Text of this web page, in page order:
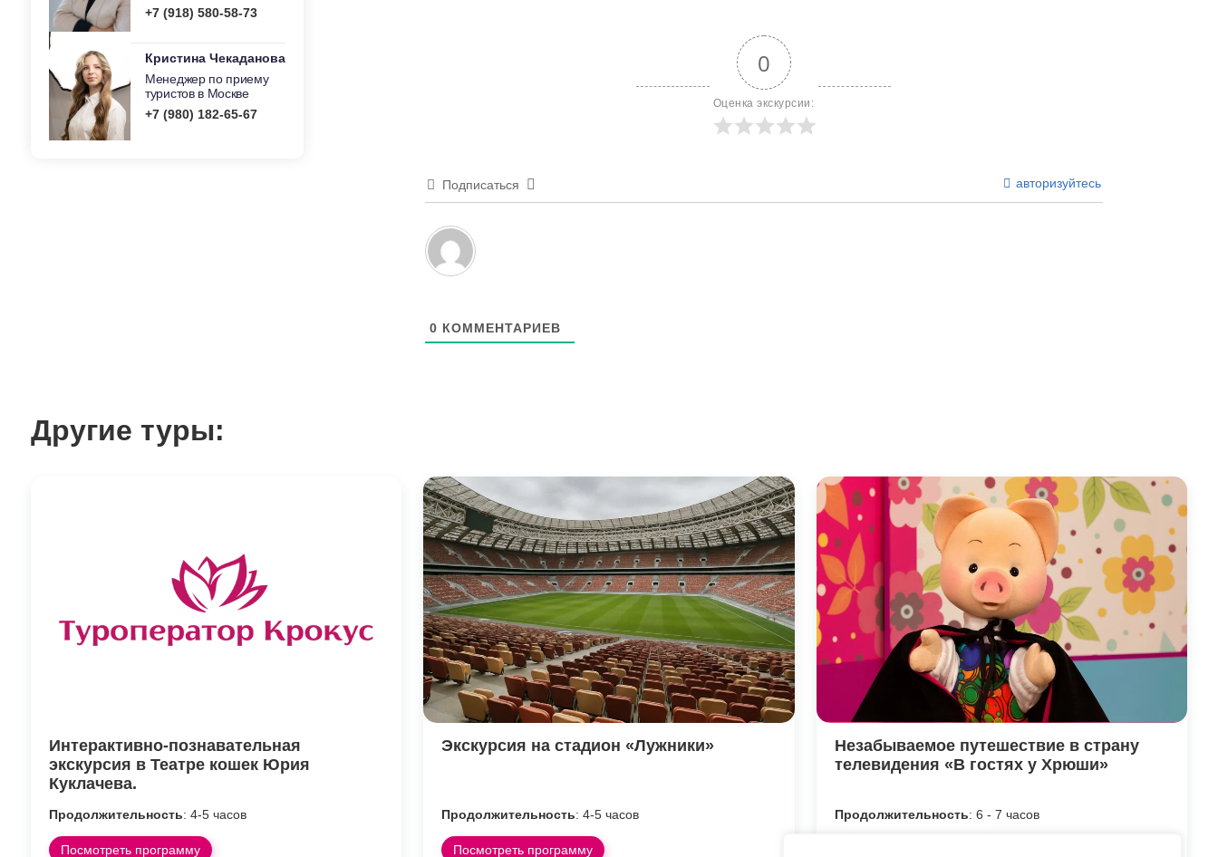
+7 (918) 580-58-73
Кристина Чекаданова
Менеджер по приему
туристов в Москве
+7 (980) 182-65-67
0
Оценка экскурсии:
Подписаться авторизуйтесь
0 КОММЕНТАРИЕВ
Другие туры:
Интерактивно-познавательная
экскурсия в Театре кошек Юрия
Куклачева.
Продолжительность: 4-5 часов
Посмотреть программу
Экскурсия на стадион «Лужники»
Продолжительность: 4-5 часов
Посмотреть программу
Незабываемое путешествие в страну
телевидения «В гостях у Хрюши»
Продолжительность: 6 - 7 часов